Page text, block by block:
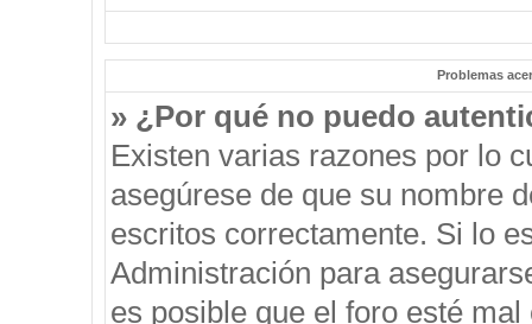
Problemas
» ¿Por qué no puedo
Existen varias razones por lo
asegúrese de que su nombre
escritos correctamente. Si lo
Administración para
es posible que el foro esté